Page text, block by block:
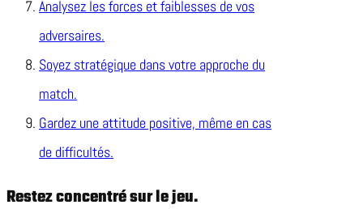
Analysez les forces et faiblesses de vos
adversaires.
Soyez stratégique dans votre approche du
match.
Gardez une attitude positive, même en cas
de difficultés.
Restez concentré sur le jeu.